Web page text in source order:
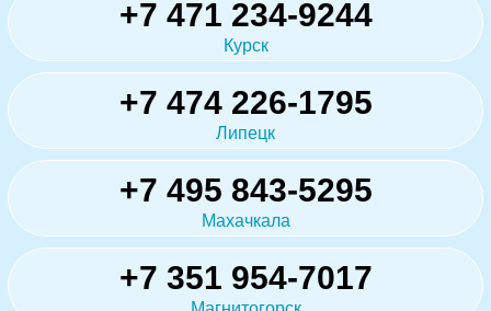
+7 471 234-9244
Курск
+7 474 226-1795
Липецк
+7 495 843-5295
Махачкала
+7 351 954-7017